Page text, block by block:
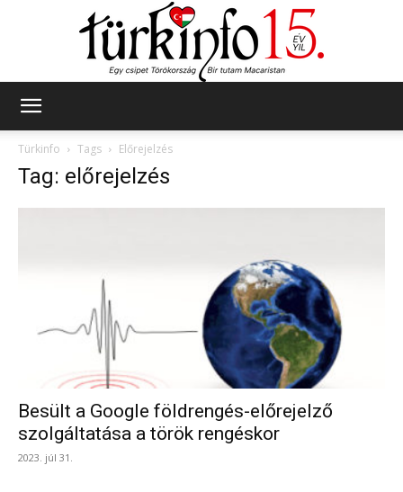
Türkinfo
Tags Előrejelzés
Tag: előrejelzés
Besült a Google földrengés-előrejelző
szolgáltatása a török rengéskor
2023. júl 31.